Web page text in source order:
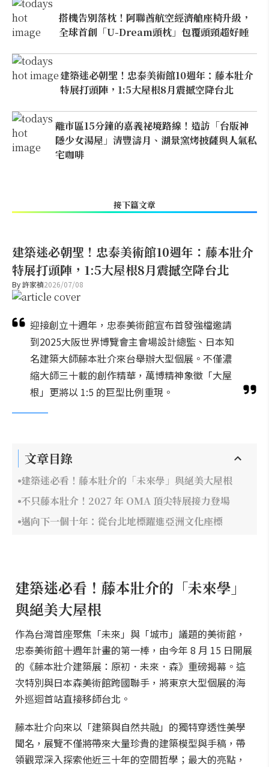
搭機告別落枕！阿聯酋航空經濟艙座椅升級，
全球首創「U-Dream頭枕」包覆頭頸超好睡
建築迷必朝聖！忠泰美術館10週年：藤本壯介
特展打頭陣，1:5大屋根8月震撼空降台北
離市區15分鐘的嘉義祕境路線！造訪「台版神
隱少女湯屋」清豐濤月、湖景窯烤披薩與人氣私
宅咖啡
接下篇文章
建築迷必朝聖！忠泰美術館10週年：藤本壯介
特展打頭陣，1:5大屋根8月震撼空降台北
By許家禎2026/07/08
迎接創立十週年，忠泰美術館宣布首發強檔邀請
到2025大阪世界博覽會主會場設計總監、日本知
名建築大師藤本壯介來台舉辦大型個展。不僅濃
縮大師三十載的創作精華，萬博精神象徵「大屋
根」更將以 1:5 的巨型比例重現。
文章目錄
建築迷必看！藤本壯介的「未來學」與絕美大屋根
不只藤本壯介！2027 年 OMA 頂尖特展接力登場
邁向下一個十年：從台北地標躍進亞洲文化座標
建築迷必看！藤本壯介的「未來學」
與絕美大屋根
作為台灣首座聚焦「未來」與「城市」議題的美術館，
忠泰美術館十週年計畫的第一棒，由今年 8 月 15 日開展
的《藤本壯介建築展：原初．未來．森》重磅揭幕。這
次特別與日本森美術館跨國聯手，將東京大型個展的海
外巡迴首站直接移師台北。
藤本壯介向來以「建築與自然共融」的獨特穿透性美學
聞名，展覽不僅將帶來大量珍貴的建築模型與手稿，帶
領觀眾深入探索他近三十年的空間哲學；最大的亮點，